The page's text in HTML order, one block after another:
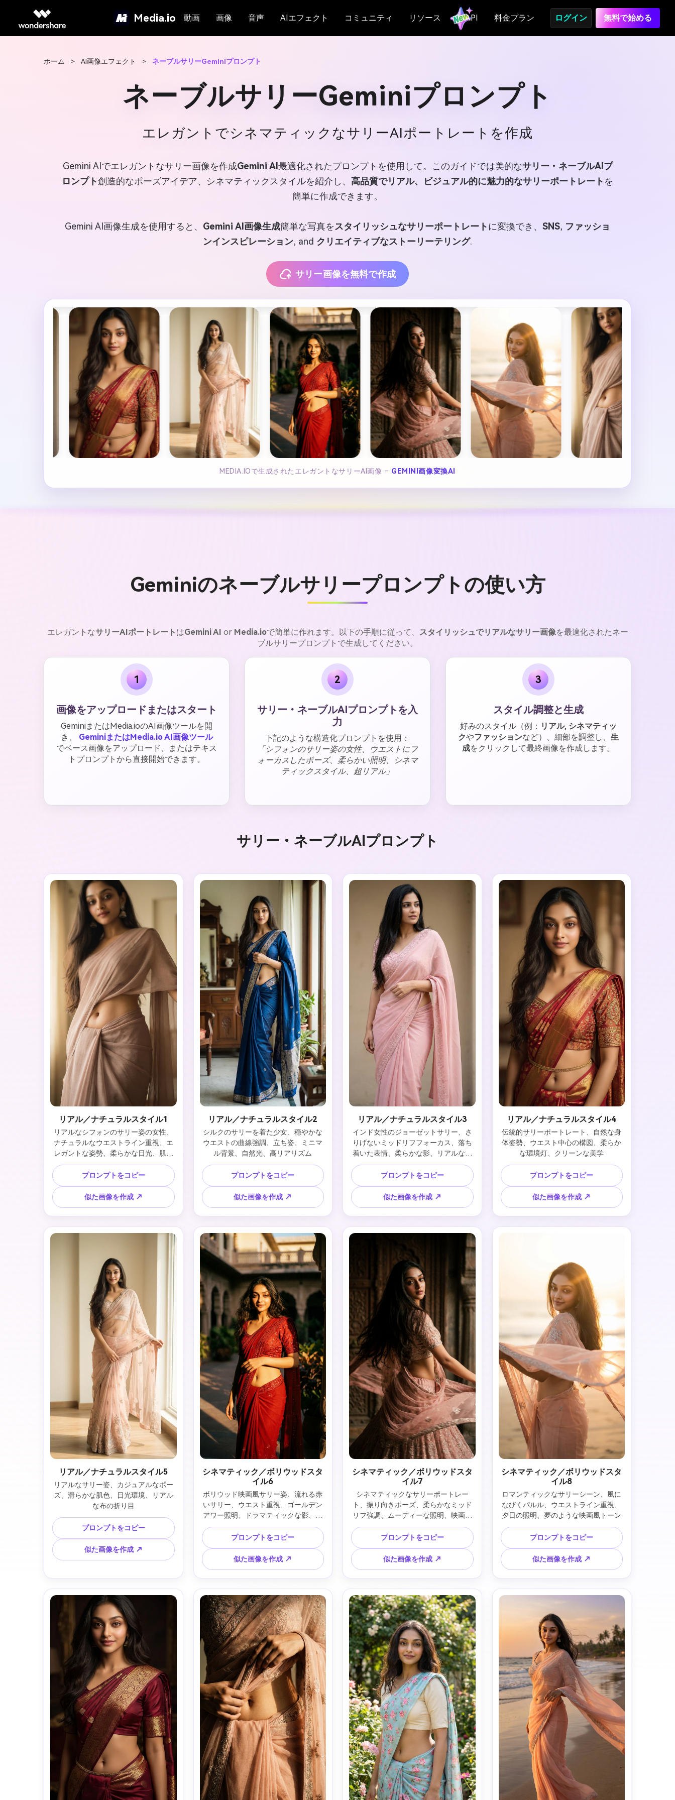
Media.io 動画 画像 音声 AIエフェクト コミュニティ リソース API 料金プラン ログイン 無料で始める
ホーム > AI画像エフェクト > ネーブルサリーGeminiプロンプト
ネーブルサリーGeminiプロンプト
エレガントでシネマティックなサリーAIポートレートを作成
Gemini AIでエレガントなサリー画像を作成Gemini AI 最適化されたプロンプトを使用して。このガイドでは美的なサリー・ネーブルAIプ
ロンプト創造的なポーズアイデア、シネマティックスタイルを紹介し、 高品質でリアル、ビジュアル的に魅力的なサリーポートレート を
簡単に作成できます。
Gemini AI画像生成を使用すると、 Gemini AI画像生成簡単な写真をスタイリッシュなサリーポートレートに変換でき、 SNS, ファッショ
ンインスピレーション, and クリエイティブなストーリーテリング.
サリー画像を無料で作成
MEDIA.IOで生成されたエレガントなサリーAI画像 – GEMINI画像変換AI
Geminiのネーブルサリープロンプトの使い方
エレガントなサリーAIポートレート はGemini AI or Media.ioで簡単に作れます。以下の手順に従って、 スタイリッシュでリアルなサリー画像を最適化されたネー
ブルサリープロンプトで生成してください。
1
画像をアップロードまたはスタート
GeminiまたはMedia.ioのAI画像ツールを開
き、
GeminiまたはMedia.io AI画像ツール
でベース画像をアップロード、またはテキス
トプロンプトから直接開始できます。
2
サリー・ネーブルAIプロンプトを入
力
下記のような構造化プロンプトを使用：
「シフォンのサリー姿の女性、ウエストにフ
ォーカスしたポーズ、柔らかい照明、シネマ
ティックスタイル、超リアル」
3
スタイル調整と生成
好みのスタイル（例： リアル, シネマティッ
クやファッションなど）、細部を調整し、 生
成をクリックして最終画像を作成します。
サリー・ネーブルAIプロンプト
リアル／ナチュラルスタイル1
リアルなシフォンのサリー姿の女性、
ナチュラルなウエストライン重視、エ
レガントな姿勢、柔らかな日光、肌質
細部まで美しく、DSLR撮影、4K画質
プロンプトをコピー
似た画像を作成 ↗
リアル／ナチュラルスタイル2
シルクのサリーを着た少女、穏やかな
ウエストの曲線強調、立ち姿、ミニマ
ル背景、自然光、高リアリズム
プロンプトをコピー
似た画像を作成 ↗
リアル／ナチュラルスタイル3
インド女性のジョーゼットサリー、さ
りげないミッドリフフォーカス、落ち
着いた表情、柔らかな影、リアルな撮
影スタイル
プロンプトをコピー
似た画像を作成 ↗
リアル／ナチュラルスタイル4
伝統的サリーポートレート、自然な身
体姿勢、ウエスト中心の構図、柔らか
な環境灯、クリーンな美学
プロンプトをコピー
似た画像を作成 ↗
リアル／ナチュラルスタイル5
リアルなサリー姿、カジュアルなポー
ズ、滑らかな肌色、日光環境、リアル
な布の折り目
プロンプトをコピー
似た画像を作成 ↗
シネマティック／ボリウッドスタ
イル6
ボリウッド映画風サリー姿、流れる赤
いサリー、ウエスト重視、ゴールデン
アワー照明、ドラマティックな影、映
画スタイル
プロンプトをコピー
似た画像を作成 ↗
シネマティック／ボリウッドスタ
イル7
シネマティックなサリーポートレー
ト、振り向きポーズ、柔らかなミッド
リフ強調、ムーディーな照明、映画ス
チル構図
プロンプトをコピー
似た画像を作成 ↗
シネマティック／ボリウッドスタ
イル8
ロマンティックなサリーシーン、風に
なびくパルル、ウエストライン重視、
夕日の照明、夢のような映画風トーン
プロンプトをコピー
似た画像を作成 ↗